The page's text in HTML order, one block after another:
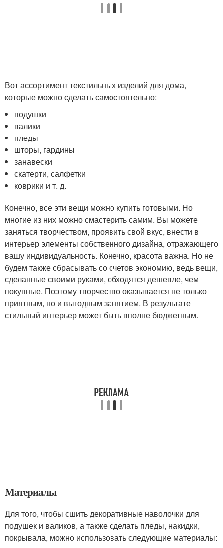
Вот ассортимент текстильных изделий для дома,
которые можно сделать самостоятельно:
подушки
валики
пледы
шторы, гардины
занавески
скатерти, салфетки
коврики и т. д.
Конечно, все эти вещи можно купить готовыми. Но
многие из них можно смастерить самим. Вы можете
заняться творчеством, проявить свой вкус, внести в
интерьер элементы собственного дизайна, отражающего
вашу индивидуальность. Конечно, красота важна. Но не
будем также сбрасывать со счетов экономию, ведь вещи,
сделанные своими руками, обходятся дешевле, чем
покупные. Поэтому творчество оказывается не только
приятным, но и выгодным занятием. В результате
стильный интерьер может быть вполне бюджетным.
Материалы
Для того, чтобы сшить декоративные наволочки для
подушек и валиков, а также сделать пледы, накидки,
покрывала, можно использовать следующие материалы: